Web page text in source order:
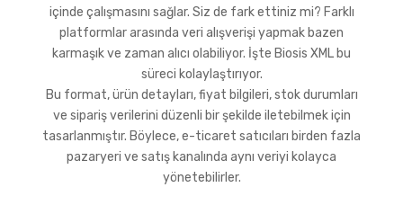
içinde çalışmasını sağlar. Siz de fark ettiniz mi? Farklı
platformlar arasında veri alışverişi yapmak bazen
karmaşık ve zaman alıcı olabiliyor. İşte Biosis XML bu
süreci kolaylaştırıyor.
Bu format, ürün detayları, fiyat bilgileri, stok durumları
ve sipariş verilerini düzenli bir şekilde iletebilmek için
tasarlanmıştır. Böylece, e-ticaret satıcıları birden fazla
pazaryeri ve satış kanalında aynı veriyi kolayca
yönetebilirler.